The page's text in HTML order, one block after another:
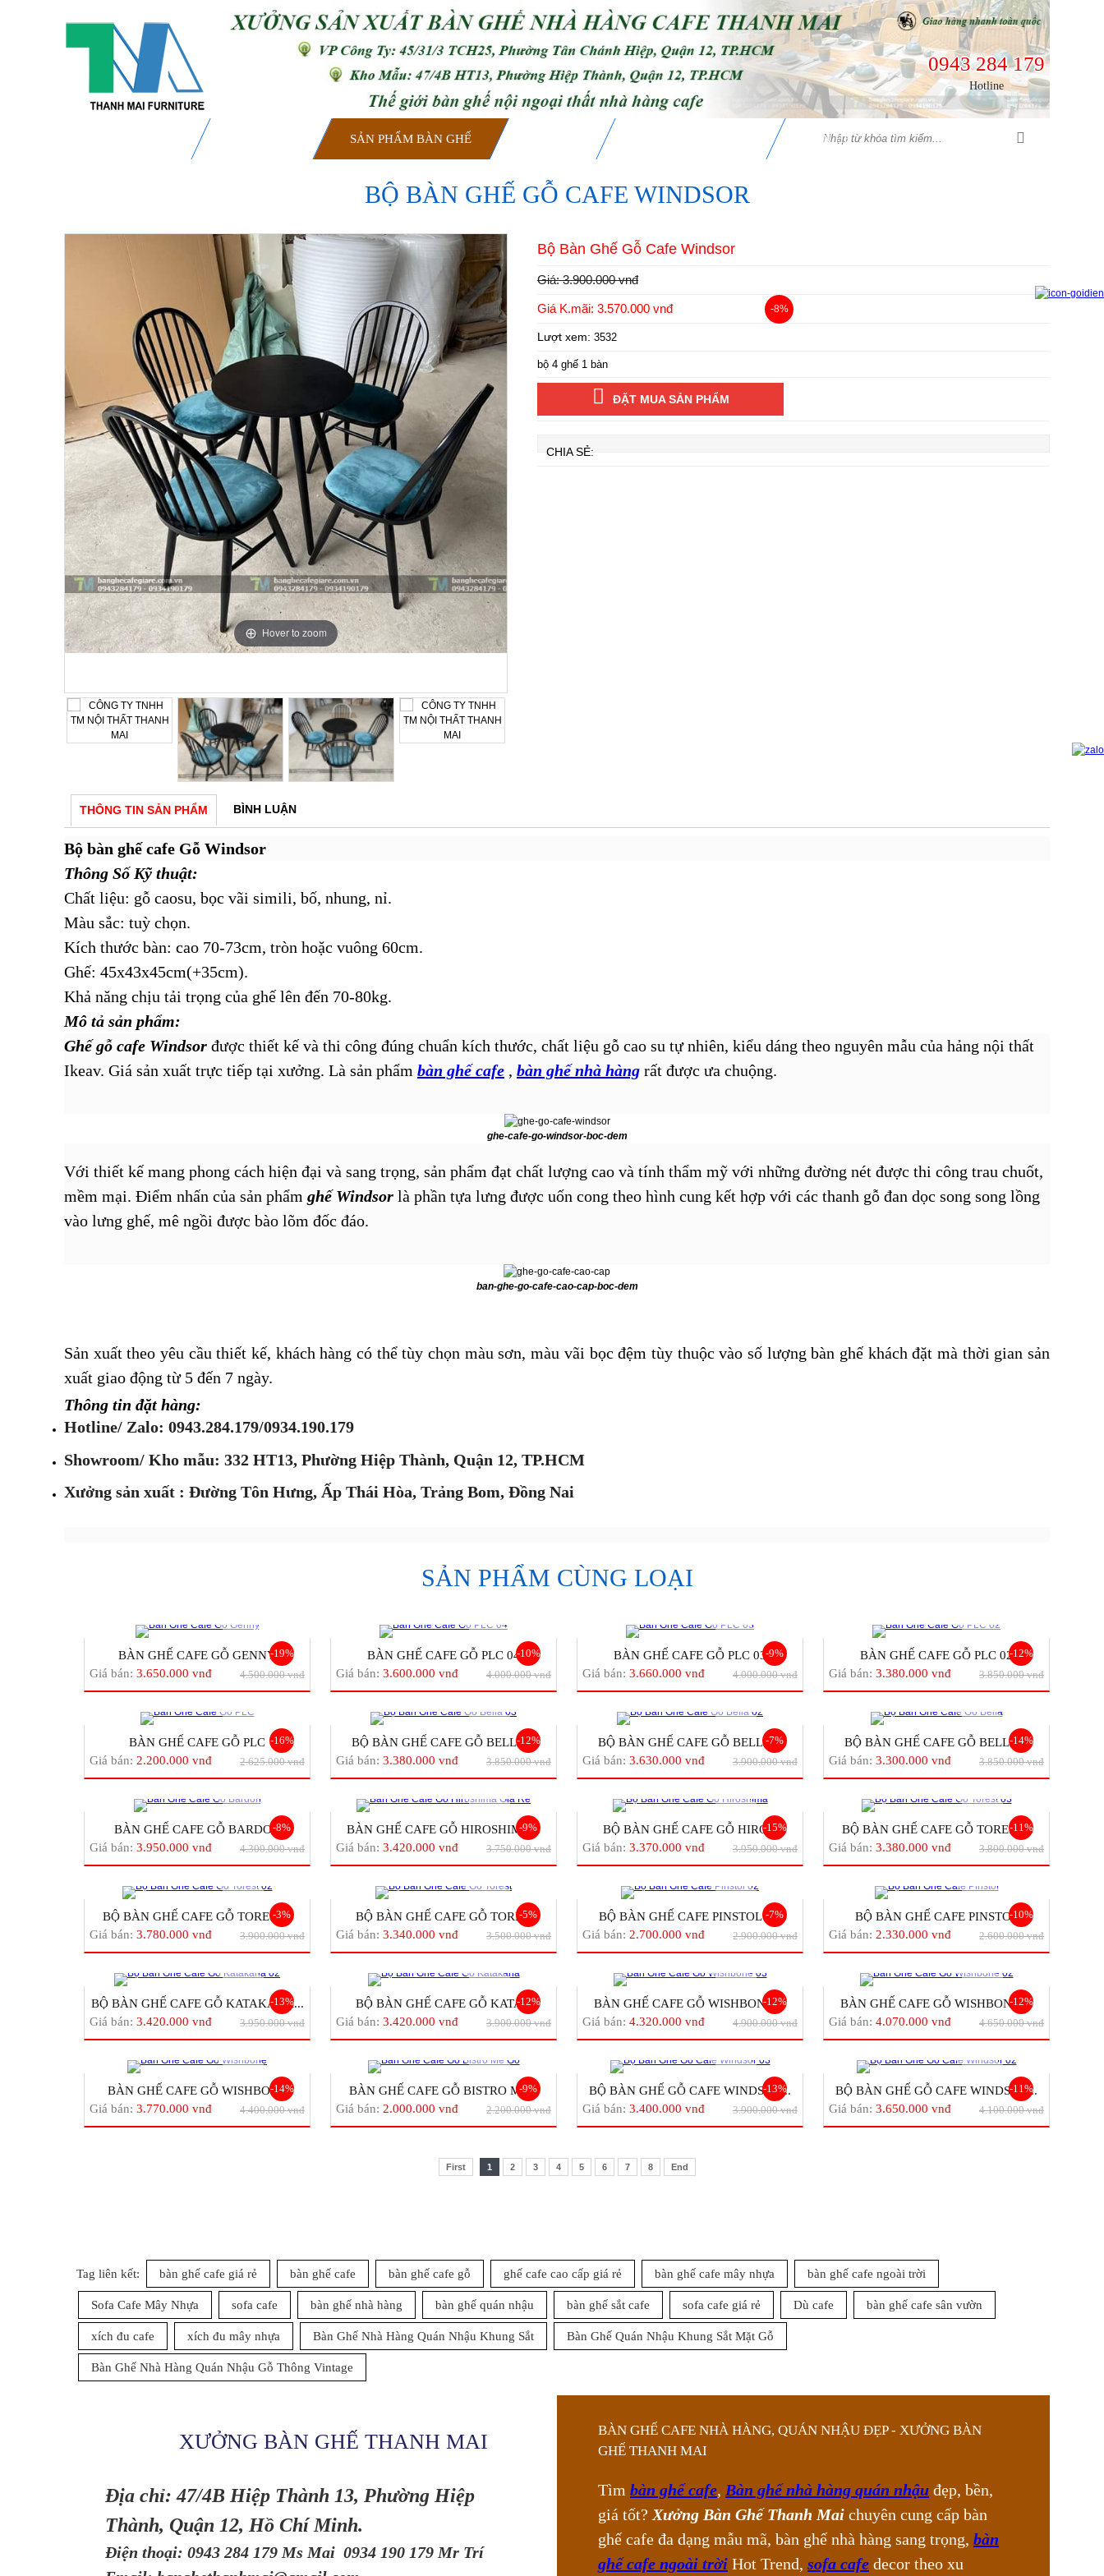
0943 284 179
Hotline
SẢN PHẨM BÀN GHẾ LIÊN HỆ
BỘ BÀN GHẾ GỖ CAFE WINDSOR
Hover to zoom
Hover to zoom
Bộ Bàn Ghế Gỗ Cafe Windsor
Giá: 3.900.000 vnđ
Giá K.mãi: 3.570.000 vnđ -8%
Lượt xem: 3532
bộ 4 ghế 1 bàn
ĐẶT MUA SẢN PHẨM
CHIA SẺ:
THÔNG TIN SẢN PHẨM BÌNH LUẬN
Bộ bàn ghế cafe Gỗ Windsor
Thông Số Kỹ thuật:
Chất liệu: gỗ caosu, bọc vãi simili, bố, nhung, nỉ.
Màu sắc: tuỳ chọn.
Kích thước bàn: cao 70-73cm, tròn hoặc vuông 60cm.
Ghế: 45x43x45cm(+35cm).
Khả năng chịu tải trọng của ghế lên đến 70-80kg.
Mô tả sản phẩm:
Ghế gỗ cafe Windsor được thiết kế và thi công đúng chuẩn kích thước, chất liệu gỗ cao su tự nhiên, kiểu dáng theo nguyên mẫu của hảng nội thất
Ikeav. Giá sản xuất trực tiếp tại xưởng. Là sản phẩm bàn ghế cafe , bàn ghế nhà hàng rất được ưa chuộng.
ghe-cafe-go-windsor-boc-dem
Với thiết kế mang phong cách hiện đại và sang trọng, sản phẩm đạt chất lượng cao và tính thẩm mỹ với những đường nét được thi công trau chuốt,
mềm mại. Điểm nhấn của sản phẩm ghế Windsor là phần tựa lưng được uốn cong theo hình cung kết hợp với các thanh gỗ đan dọc song song lồng
vào lưng ghế, mê ngồi được bào lõm đốc đáo.
ban-ghe-go-cafe-cao-cap-boc-dem
Sản xuất theo yêu cầu thiết kế, khách hàng có thể tùy chọn màu sơn, màu vãi bọc đệm tùy thuộc vào số lượng bàn ghế khách đặt mà thời gian sản
xuất giao động từ 5 đến 7 ngày.
Thông tin đặt hàng:
Hotline/ Zalo: 0943.284.179/0934.190.179
Showroom/ Kho mẫu: 332 HT13, Phường Hiệp Thành, Quận 12, TP.HCM
Xưởng sản xuất : Đường Tôn Hưng, Ấp Thái Hòa, Trảng Bom, Đồng Nai
SẢN PHẨM CÙNG LOẠI
-19%
BÀN GHẾ CAFE GỖ GENNY
Giá bán: 3.650.000 vnđ 4.500.000 vnđ
-10%
BÀN GHẾ CAFE GỖ PLC 04
Giá bán: 3.600.000 vnđ 4.000.000 vnđ
-9%
BÀN GHẾ CAFE GỖ PLC 03
Giá bán: 3.660.000 vnđ 4.000.000 vnđ
-12%
BÀN GHẾ CAFE GỖ PLC 02
Giá bán: 3.380.000 vnđ 3.850.000 vnđ
-16%
BÀN GHẾ CAFE GỖ PLC
Giá bán: 2.200.000 vnđ 2.625.000 vnđ
-12%
BỘ BÀN GHẾ CAFE GỖ BELLA...
Giá bán: 3.380.000 vnđ 3.850.000 vnđ
-7%
BỘ BÀN GHẾ CAFE GỖ BELLA...
Giá bán: 3.630.000 vnđ 3.900.000 vnđ
-14%
BỘ BÀN GHẾ CAFE GỖ BELLA...
Giá bán: 3.300.000 vnđ 3.850.000 vnđ
-8%
BÀN GHẾ CAFE GỖ BARDON
Giá bán: 3.950.000 vnđ 4.300.000 vnđ
-9%
BÀN GHẾ CAFE GỖ HIROSHIMA...
Giá bán: 3.420.000 vnđ 3.750.000 vnđ
-15%
BỘ BÀN GHẾ CAFE GỖ HIRO...
Giá bán: 3.370.000 vnđ 3.950.000 vnđ
-11%
BỘ BÀN GHẾ CAFE GỖ TOREST...
Giá bán: 3.380.000 vnđ 3.800.000 vnđ
-3%
BỘ BÀN GHẾ CAFE GỖ TOREST...
Giá bán: 3.780.000 vnđ 3.900.000 vnđ
-5%
BỘ BÀN GHẾ CAFE GỖ TORE...
Giá bán: 3.340.000 vnđ 3.500.000 vnđ
-7%
BỘ BÀN GHẾ CAFE PINSTOL 0...
Giá bán: 2.700.000 vnđ 2.900.000 vnđ
-10%
BỘ BÀN GHẾ CAFE PINSTOL
Giá bán: 2.330.000 vnđ 2.600.000 vnđ
-13%
BỘ BÀN GHẾ CAFE GỖ KATAKANA...
Giá bán: 3.420.000 vnđ 3.950.000 vnđ
-12%
BỘ BÀN GHẾ CAFE GỖ KATA...
Giá bán: 3.420.000 vnđ 3.900.000 vnđ
-12%
BÀN GHẾ CAFE GỖ WISHBONE ...
Giá bán: 4.320.000 vnđ 4.900.000 vnđ
-12%
BÀN GHẾ CAFE GỖ WISHBONE ...
Giá bán: 4.070.000 vnđ 4.650.000 vnđ
-14%
BÀN GHẾ CAFE GỖ WISHBONE
Giá bán: 3.770.000 vnđ 4.400.000 vnđ
-9%
BÀN GHẾ CAFE GỖ BISTRO MÊ...
Giá bán: 2.000.000 vnđ 2.200.000 vnđ
-13%
BỘ BÀN GHẾ GỖ CAFE WINDSOR...
Giá bán: 3.400.000 vnđ 3.900.000 vnđ
-11%
BỘ BÀN GHẾ GỖ CAFE WINDSOR...
Giá bán: 3.650.000 vnđ 4.100.000 vnđ
First 1 2 3 4 5 6 7 8 End
Tag liên kết: bàn ghế cafe giá rẻ bàn ghế cafe bàn ghế cafe gỗ ghế cafe cao cấp giá rẻ bàn ghế cafe mây nhựa bàn ghế cafe ngoài trời
Sofa Cafe Mây Nhựa sofa cafe bàn ghế nhà hàng bàn ghế quán nhậu bàn ghế sắt cafe sofa cafe giá rẻ Dù cafe bàn ghế cafe sân vườn
xích đu cafe xích đu mây nhựa Bàn Ghế Nhà Hàng Quán Nhậu Khung Sắt Bàn Ghế Quán Nhậu Khung Sắt Mặt Gỗ
Bàn Ghế Nhà Hàng Quán Nhậu Gỗ Thông Vintage
XƯỞNG BÀN GHẾ THANH MAI
Địa chỉ: 47/4B Hiệp Thành 13, Phường Hiệp
Thành, Quận 12, Hồ Chí Minh.
Điện thoại: 0943 284 179 Ms Mai 0934 190 179 Mr Trí
BÀN GHẾ CAFE NHÀ HÀNG, QUÁN NHẬU ĐẸP - XƯỞNG BÀN
GHẾ THANH MAI
Tìm bàn ghế cafe, Bàn ghế nhà hàng quán nhậu đẹp, bền,
giá tốt? Xưởng Bàn Ghế Thanh Mai chuyên cung cấp bàn
ghế cafe đa dạng mẫu mã, bàn ghế nhà hàng sang trọng, bàn
ghế cafe ngoài trời Hot Trend, sofa cafe decor theo xu